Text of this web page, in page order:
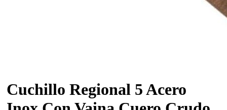
Cuchillo Regional 5 Acero